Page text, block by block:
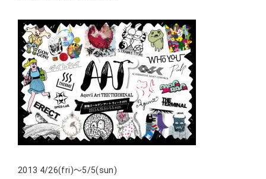
2013 4/26(fri)〜5/5(sun)